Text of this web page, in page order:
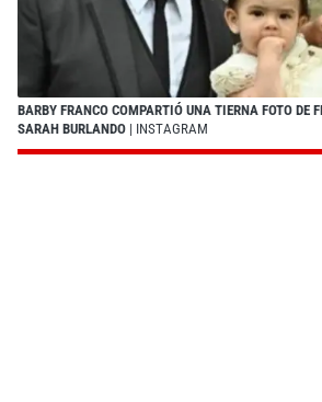
BARBY FRANCO COMPARTIÓ UNA TIERNA FOTO DE
SARAH BURLANDO | INSTAGRAM